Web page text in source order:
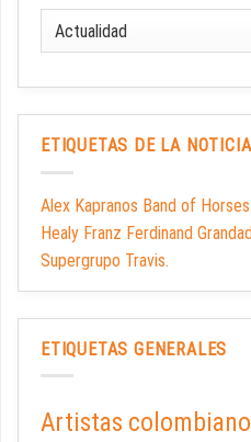
ETIQUETAS DE LA NOTICIA
Alex Kapranos Band of
Healy Franz Ferdinand
Supergrupo Travis.
ETIQUETAS GENERALES
Artistas